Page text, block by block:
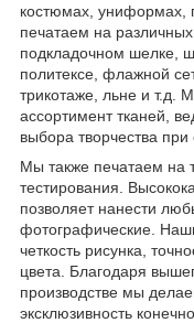
костюмах, униформах,
печатаем на
подкладочном шелке,
политексе, флажной
трикотаже, льне и т.д.
ассортимент тканей,
выбора творчества при
Мы также печатаем на
тестирования.
позволяет нанести
фотографические.
четкость рисунка,
цвета. Благодаря
производстве мы
эксклюзивность